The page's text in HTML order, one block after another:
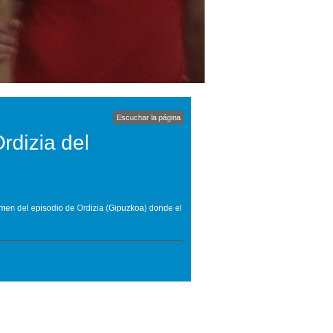
Escuchar la página
del
del episodio de Ordizia (Gipuzkoa) donde el